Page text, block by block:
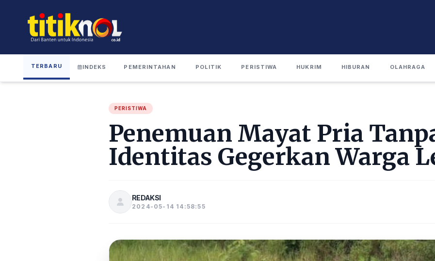
TERBARU INDEKS PEMERINTAHAN POLITIK PERISTIWA HUKRIM HIBURAN OLAHRAGA
PERISTIWA
Penemuan Mayat Pria
Identitas Gegerkan Warga
REDAKSI
2024-05-14 14:58:55